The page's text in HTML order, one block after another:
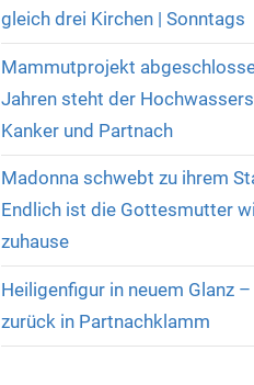
gleich drei Kirchen | Sonntags
Mammutprojekt
Jahren steht der
Kanker und Partnach
Madonna schwebt zu ihrem
Endlich ist die Gottesmutter
zuhause
Heiligenfigur in neuem Glanz
zurück in Partnachklamm